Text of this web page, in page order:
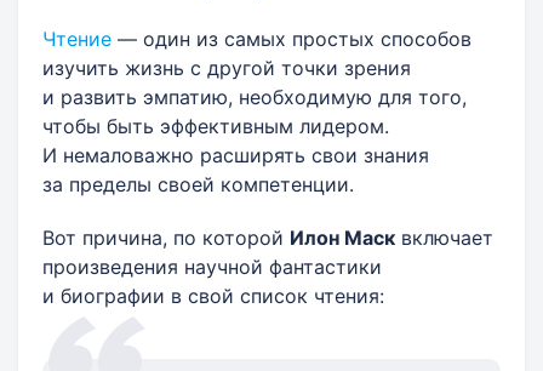
Чтение — один из самых простых способов
изучить жизнь с другой точки зрения
и развить эмпатию, необходимую для того,
чтобы быть эффективным лидером.
И немаловажно расширять свои знания
за пределы своей компетенции.
Вот причина, по которой Илон Маск включает
произведения научной фантастики
и биографии в свой список чтения: